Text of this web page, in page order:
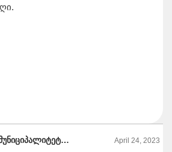
ჩხოროწყუს მუნიციპალიტეტის მერია, Chkhorotsku Municipality City Hall April 24, 2023